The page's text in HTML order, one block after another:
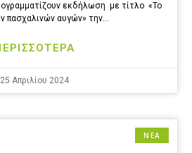
εκδήλωση με τίτλο «Το
πασχαλινών αυγών» την…
25 Απριλίου 2024
ΝΕΑ